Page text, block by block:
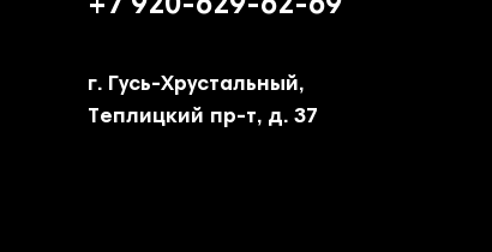
+7 920-629-62-69
г. Гусь-Хрустальный,
Теплицкий пр-т, д. 37